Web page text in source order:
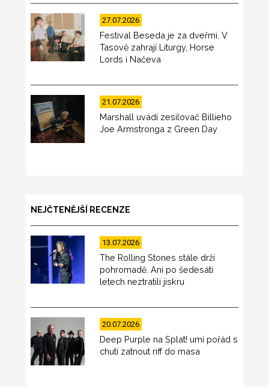
27.07.2026
Festival Beseda je za dveřmi. V
Tasově zahrají Liturgy, Horse
Lords i Načeva
21.07.2026
Marshall uvádí zesilovač Billieho
Joe Armstronga z Green Day
NEJČTENĚJŠÍ RECENZE
13.07.2026
The Rolling Stones stále drží
pohromadě. Ani po šedesáti
letech neztratili jiskru
20.07.2026
Deep Purple na Splat! umí pořád s
chutí zatnout riff do masa